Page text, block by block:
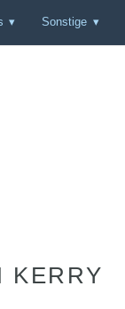
Sonstige
KERRY